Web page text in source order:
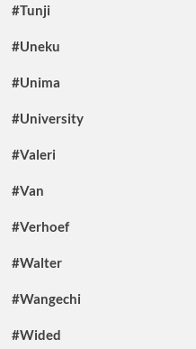
#Tunji
#Uneku
#Unima
#University
#Valeri
#Van
#Verhoef
#Walter
#Wangechi
#Wided